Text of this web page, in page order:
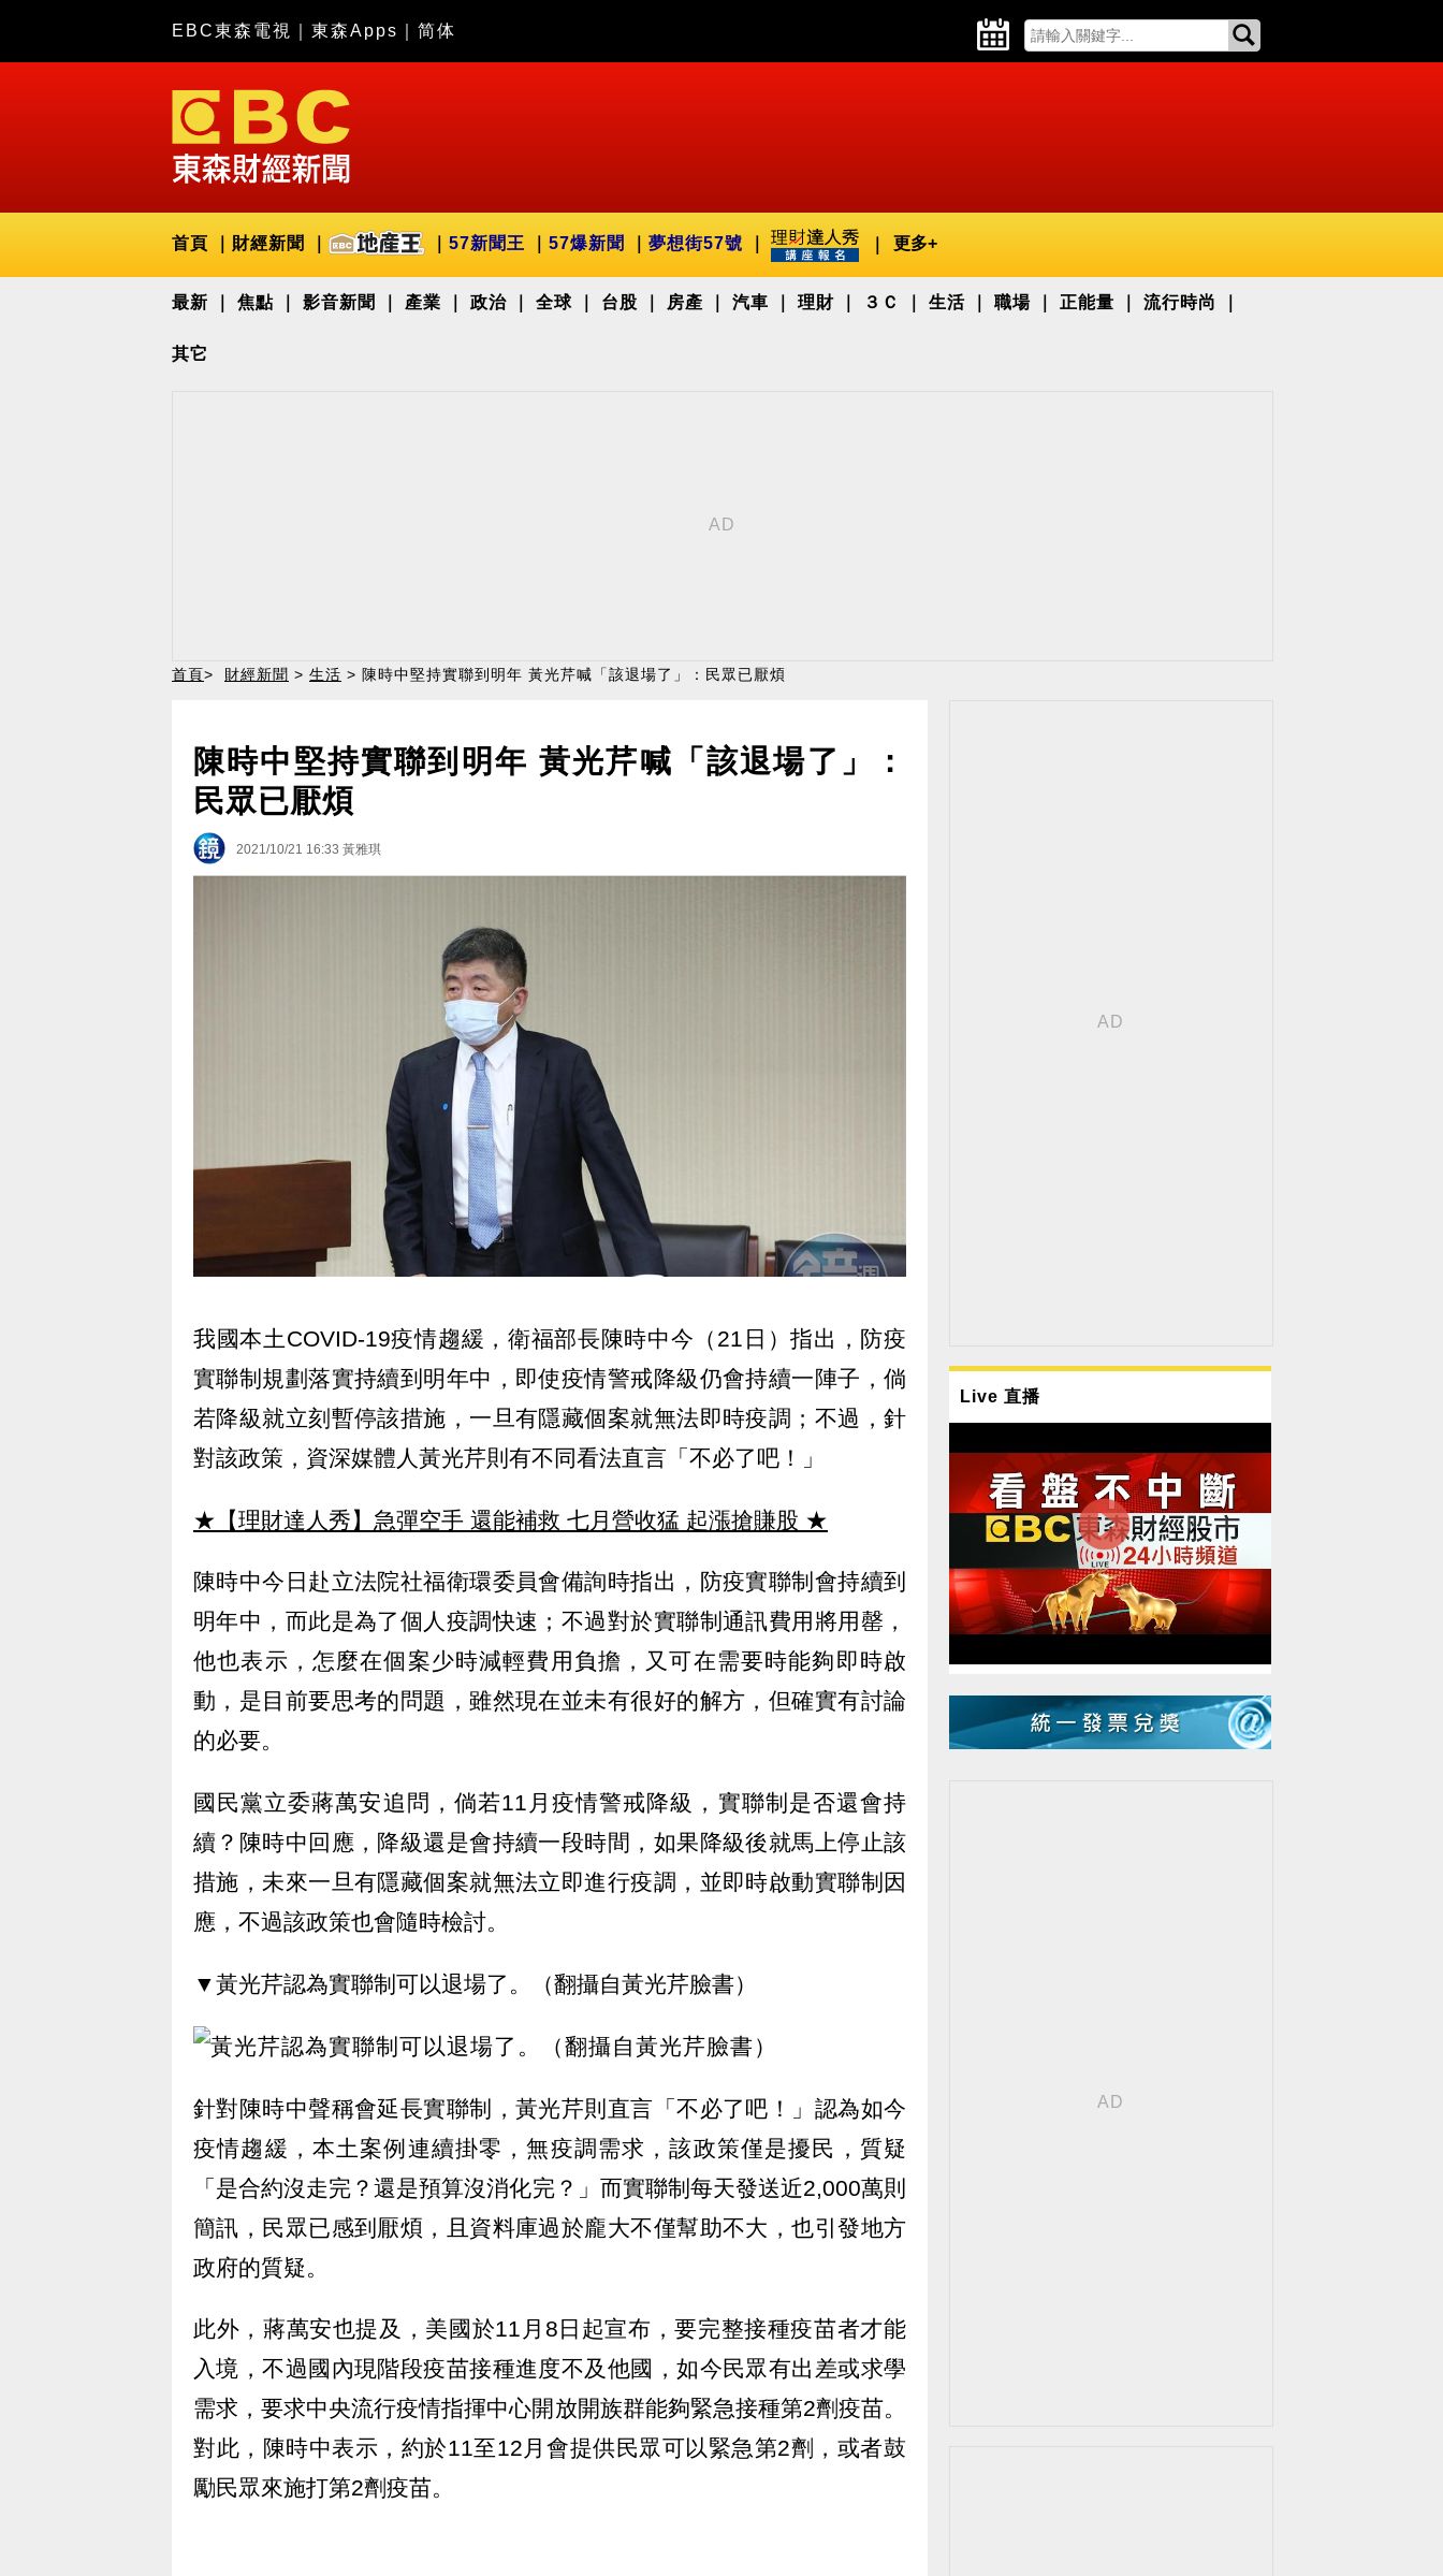
EBC東森電視 東森Apps 简体
首頁 財經新聞 57新聞王 57爆新聞 夢想街57號 更多+
最新 焦點 影音新聞 產業 政治 全球 台股 房產 汽車 理財 ３Ｃ 生活 職場 正能量 流行時尚
其它
首頁> 財經新聞 > 生活 > 陳時中堅持實聯到明年 黃光芹喊「該退場了」：民眾已厭煩
陳時中堅持實聯到明年 黃光芹喊「該退場了」：
民眾已厭煩
2021/10/21 16:33 黃雅琪
我國本土COVID-19疫情趨緩，衛福部長陳時中今（21日）指出，防疫
實聯制規劃落實持續到明年中，即使疫情警戒降級仍會持續一陣子，倘
若降級就立刻暫停該措施，一旦有隱藏個案就無法即時疫調；不過，針
對該政策，資深媒體人黃光芹則有不同看法直言「不必了吧！」
★【理財達人秀】急彈空手 還能補救 七月營收猛 起漲搶賺股 ★
陳時中今日赴立法院社福衛環委員會備詢時指出，防疫實聯制會持續到
明年中，而此是為了個人疫調快速；不過對於實聯制通訊費用將用罄，
他也表示，怎麼在個案少時減輕費用負擔，又可在需要時能夠即時啟
動，是目前要思考的問題，雖然現在並未有很好的解方，但確實有討論
的必要。
國民黨立委蔣萬安追問，倘若11月疫情警戒降級，實聯制是否還會持
續？陳時中回應，降級還是會持續一段時間，如果降級後就馬上停止該
措施，未來一旦有隱藏個案就無法立即進行疫調，並即時啟動實聯制因
應，不過該政策也會隨時檢討。
▼黃光芹認為實聯制可以退場了。（翻攝自黃光芹臉書）
針對陳時中聲稱會延長實聯制，黃光芹則直言「不必了吧！」認為如今
疫情趨緩，本土案例連續掛零，無疫調需求，該政策僅是擾民，質疑
「是合約沒走完？還是預算沒消化完？」而實聯制每天發送近2,000萬則
簡訊，民眾已感到厭煩，且資料庫過於龐大不僅幫助不大，也引發地方
政府的質疑。
此外，蔣萬安也提及，美國於11月8日起宣布，要完整接種疫苗者才能
入境，不過國內現階段疫苗接種進度不及他國，如今民眾有出差或求學
需求，要求中央流行疫情指揮中心開放開族群能夠緊急接種第2劑疫苗。
對此，陳時中表示，約於11至12月會提供民眾可以緊急第2劑，或者鼓
勵民眾來施打第2劑疫苗。
Live 直播